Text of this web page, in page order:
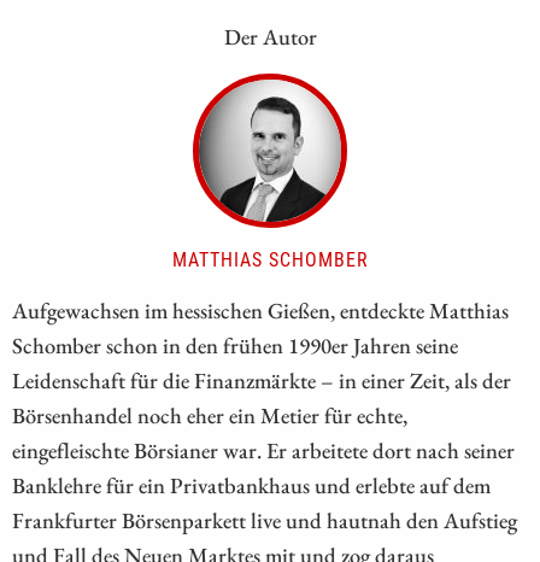
Der Autor
MATTHIAS SCHOMBER
Aufgewachsen im hessischen Gießen, entdeckte Matthias
Schomber schon in den frühen 1990er Jahren seine
Leidenschaft für die Finanzmärkte – in einer Zeit, als der
Börsenhandel noch eher ein Metier für echte,
eingefleischte Börsianer war. Er arbeitete dort nach seiner
Banklehre für ein Privatbankhaus und erlebte auf dem
Frankfurter Börsenparkett live und hautnah den Aufstieg
und Fall des Neuen Marktes mit und zog daraus